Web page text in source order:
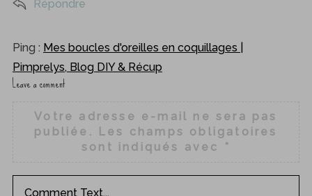
Répondre
Ping : Mes boucles d'oreilles en coquillages |
Pimprelys, Blog DIY & Récup
L
Leave a comment
Votre adresse e-mail ne sera pas
publiée.
Les champs obligatoires
sont indiqués avec
*